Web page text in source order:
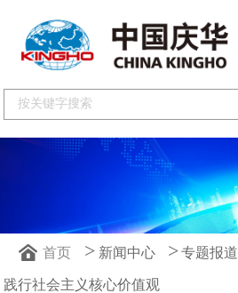
首页 > 新闻中心 > 专题报道
践行社会主义核心价值观